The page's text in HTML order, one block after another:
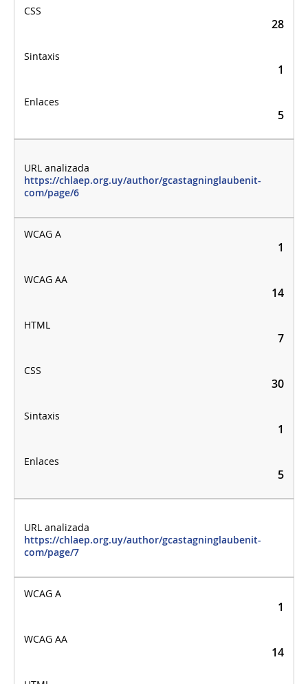
28
1
5
https://chlaep.org.uy/author/gcastagninglaubenit-
com/page/6
1
14
7
30
1
5
https://chlaep.org.uy/author/gcastagninglaubenit-
com/page/7
1
14